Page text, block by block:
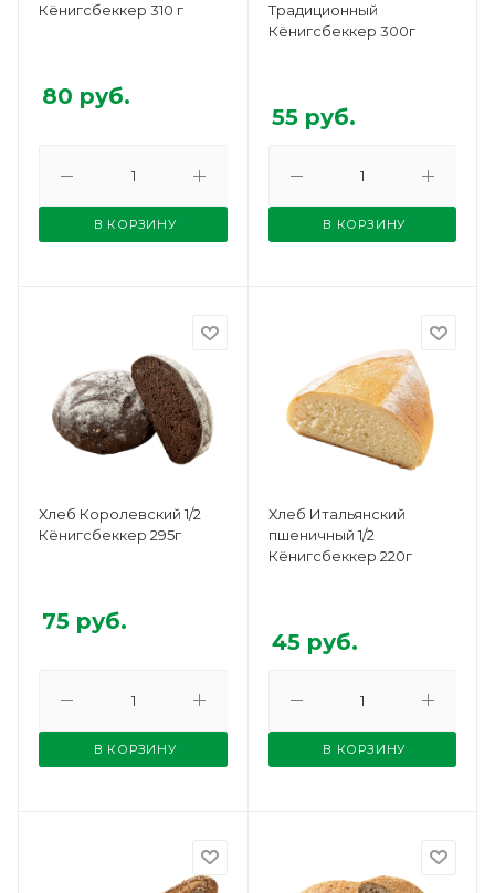
Кёнигсбеккер 310 г
80 руб.
В КОРЗИНУ
Традиционный
Кёнигсбеккер 300г
55руб.
В КОРЗИНУ
Хлеб Королевский 1/2
Кёнигсбеккер 295г
75 руб.
В КОРЗИНУ
Хлеб Итальянский
пшеничный 1/2
Кёнигсбеккер 220г
45руб.
В КОРЗИНУ